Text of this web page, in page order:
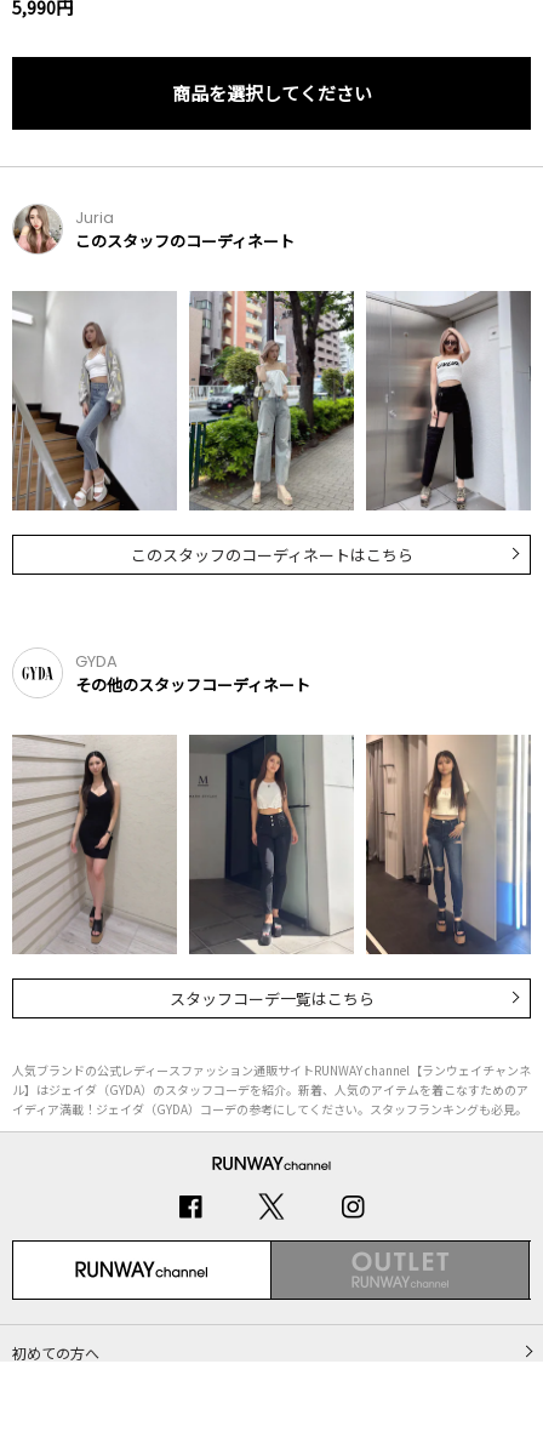
5,990円
商品を選択してください
Juria
このスタッフのコーディネート
このスタッフのコーディネートはこちら
GYDA
その他のスタッフコーディネート
スタッフコーデ一覧はこちら
人気ブランドの公式レディースファッション通販サイトRUNWAY channel【ランウェイチャンネ
ル】はジェイダ（GYDA）のスタッフコーデを紹介。新着、人気のアイテムを着こなすためのア
イディア満載！ジェイダ（GYDA）コーデの参考にしてください。スタッフランキングも必見。
初めての方へ